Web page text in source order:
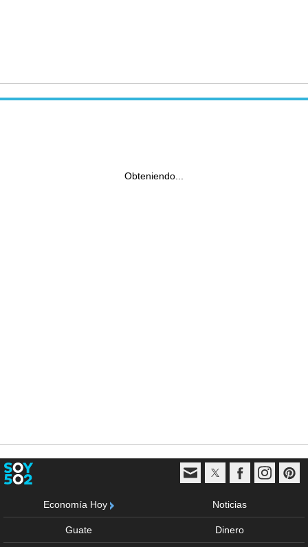
Obteniendo...
Economía Hoy Noticias
Guate Dinero